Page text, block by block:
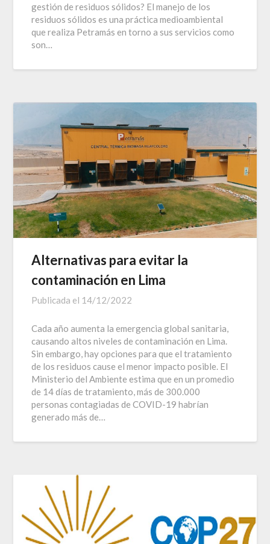
gestión de residuos sólidos? El manejo de los
residuos sólidos es una práctica medioambiental
que realiza Petramás en torno a sus servicios como
son…
Alternativas para evitar la
contaminación en Lima
Publicada el 14/12/2022
Cada año aumenta la emergencia global sanitaria,
causando altos niveles de contaminación en Lima.
Sin embargo, hay opciones para que el tratamiento
de los residuos cause el menor impacto posible. El
Ministerio del Ambiente estima que en un promedio
de 14 días de tratamiento, más de 300.000
personas contagiadas de COVID-19 habrían
generado más de…